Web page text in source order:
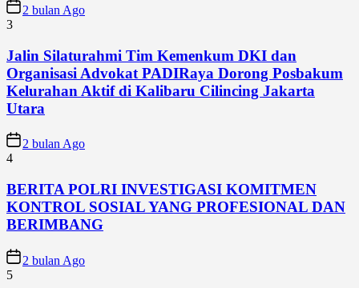
2 bulan Ago
3
Jalin Silaturahmi Tim Kemenkum DKI dan
Organisasi Advokat PADIRaya Dorong Posbakum
Kelurahan Aktif di Kalibaru Cilincing Jakarta
Utara
2 bulan Ago
4
BERITA POLRI INVESTIGASI KOMITMEN
KONTROL SOSIAL YANG PROFESIONAL DAN
BERIMBANG
2 bulan Ago
5